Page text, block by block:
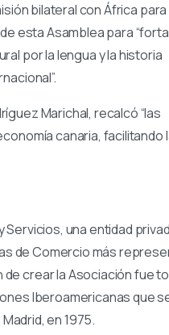
bilateral con África para
esta Asamblea para
por la lengua y la historia
Marichal, recalcó “las
canaria, facilitando
una entidad
de Comercio más
crear la Asociación fue
Iberoamericanas que
en 1975.